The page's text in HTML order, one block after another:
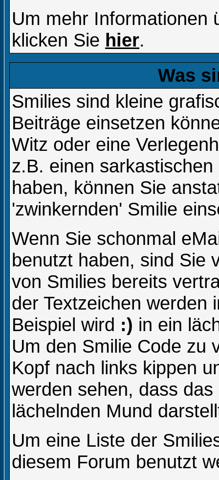
Um mehr Informationen
klicken Sie hier.
Was
Smilies sind kleine
Beiträge einsetzen
Witz oder eine
z.B. einen
haben, können Sie
'zwinkernden' Smilie
Wenn Sie schonmal
benutzt haben, sind Sie
von Smilies bereits
der Textzeichen werden
Beispiel wird :) in ein
Um den Smilie Code zu
Kopf nach links kippen
werden sehen, dass das
lächelnden Mund
Um eine Liste der
diesem Forum benutzt